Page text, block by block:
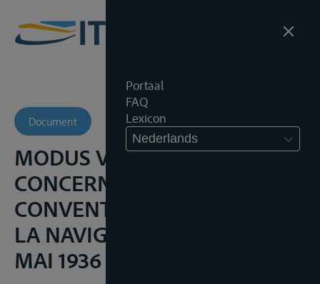
Portaal
FAQ
Lexicon
Nederlands
Document
MODUS VIVENDI
CONCERNANT LA
CONVENTION REVISÉE POUR
LA NAVIGATION DU RHIN, 4
MAI 1936